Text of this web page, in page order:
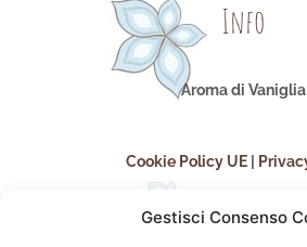
Gestisci Consenso
Info
Aroma di Vaniglia
Cookie Policy UE